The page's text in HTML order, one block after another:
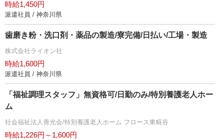
時給1,450円
派遣社員 / 神奈川県
歯磨き粉・洗口剤・薬品の製造/寮完備/日払い/工場・製造
株式会社ライオン社
時給1,600円
派遣社員 / 神奈川県
「福祉調理スタッフ」無資格可/日勤のみ/特別養護老人ホー
ム
社会福祉法人善光会/特別養護老人ホーム フロース東糀谷
時給1,226円～1,600円